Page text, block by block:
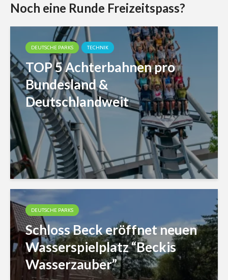
Noch eine Runde Freizeitspass?
DEUTSCHE PARKS TECHNIK
TOP 5 Achterbahnen pro
Bundesland &
Deutschlandweit
DEUTSCHE PARKS
Schloss Beck eröffnet neuen
Wasserspielplatz “Beckis
Wasserzauber”